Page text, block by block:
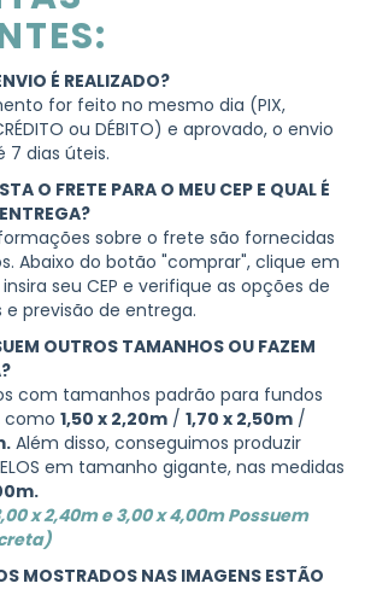
É REALIZADO?
for feito no mesmo dia (PIX,
ou DÉBITO) e aprovado, o envio
7 dias úteis.
O FRETE PARA O MEU CEP E QUAL É
sobre o frete são fornecidas
Abaixo do botão "comprar", clique em
insira seu CEP e verifique as opções de
e previsão de entrega.
OUTROS TAMANHOS OU FAZEM
com tamanhos padrão para fundos
como 1,50 x 2,20m / 1,70 x 2,50m /
Além disso, conseguimos produzir
em tamanho gigante, nas medidas
x 2,40m e 3,00 x 4,00m Possuem
MOSTRADOS NAS IMAGENS ESTÃO